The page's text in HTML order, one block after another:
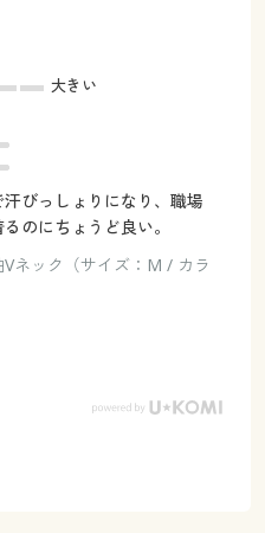
大きい
びっしょりになり、職場
のにちょうど良い。
ネック（サイズ：M / カラ